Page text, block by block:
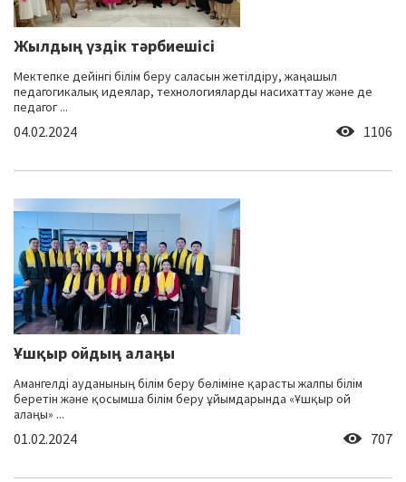
Жылдың үздік тәрбиешісі
Мектепке дейінгі білім беру саласын жетілдіру, жаңашыл
педагогикалық идеялар, технологияларды насихаттау және де
педагог ...
04.02.2024 1106
Ұшқыр ойдың алаңы
Амангелді ауданының білім беру бөліміне қарасты жалпы білім
беретін және қосымша білім беру ұйымдарында «Ұшқыр ой
алаңы» ...
01.02.2024 707